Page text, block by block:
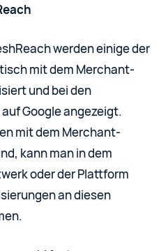
werden einige der
mit dem Merchant-
und bei den
Google angezeigt.
mit dem Merchant-
kann man in dem
oder der Plattform
an diesen